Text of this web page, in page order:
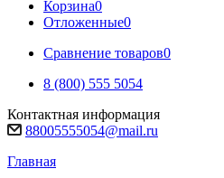
Корзина0
Отложенные0
Сравнение товаров0
8 (800) 555 5054
Контактная информация
88005555054@mail.ru
Главная